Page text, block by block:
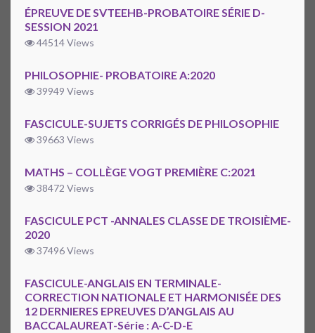
ÉPREUVE DE SVTEEHB-PROBATOIRE SÉRIE D-
SESSION 2021
44514 Views
PHILOSOPHIE- PROBATOIRE A:2020
39949 Views
FASCICULE-SUJETS CORRIGÉS DE PHILOSOPHIE
39663 Views
MATHS – COLLÈGE VOGT PREMIÈRE C:2021
38472 Views
FASCICULE PCT -ANNALES CLASSE DE TROISIÈME-
2020
37496 Views
FASCICULE-ANGLAIS EN TERMINALE-
CORRECTION NATIONALE ET HARMONISÉE DES
12 DERNIERES EPREUVES D’ANGLAIS AU
BACCALAUREAT-Série : A-C-D-E